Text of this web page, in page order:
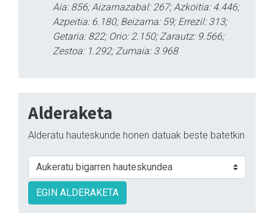
Aia: 856; Aizarnazabal: 267; Azkoitia: 4.446;
Azpeitia: 6.180; Beizama: 59; Errezil: 313;
Getaria: 822; Orio: 2.150; Zarautz: 9.566;
Zestoa: 1.292; Zumaia: 3.968
Alderaketa
Alderatu hauteskunde honen datuak beste batetkin
EGIN ALDERAKETA